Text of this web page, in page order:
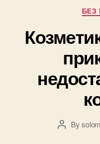
БЕЗ
PostBy